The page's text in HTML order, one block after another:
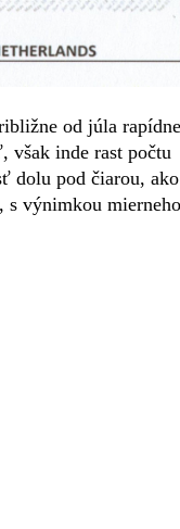
od júla rapídne
však inde rast počtu
dolu pod čiarou, ako
s výnimkou mierneho